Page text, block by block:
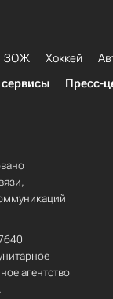
ЗОЖ Хоккей
Пресс-
агентство